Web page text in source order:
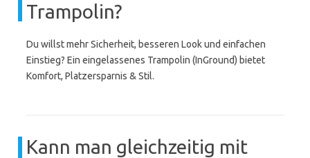
Trampolin?
Du willst mehr Sicherheit, besseren Look und einfachen
Einstieg? Ein eingelassenes Trampolin (InGround) bietet
Komfort, Platzersparnis & Stil.
Kann man gleichzeitig mit